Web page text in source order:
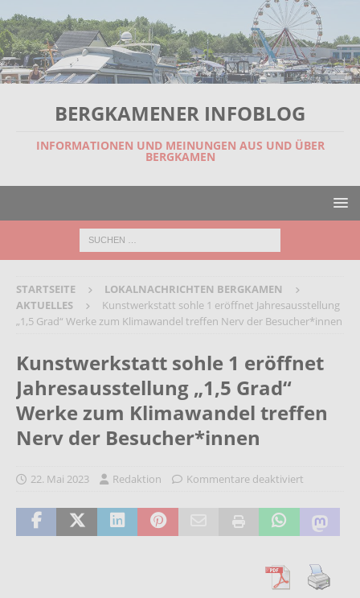
BERGKAMENER INFOBLOG
INFORMATIONEN UND MEINUNGEN AUS UND ÜBER
BERGKAMEN
STARTSEITE
LOKALNACHRICHTEN BERGKAMEN
AKTUELLES
Kunstwerkstatt sohle 1 eröffnet Jahresausstellung
„1,5 Grad“ Werke zum Klimawandel treffen Nerv der Besucher*innen
Kunstwerkstatt sohle 1 eröffnet
Jahresausstellung „1,5 Grad“
Werke zum Klimawandel treffen
Nerv der Besucher*innen
22. Mai 2023 Redaktion Kommentare deaktiviert